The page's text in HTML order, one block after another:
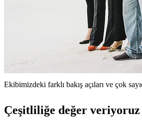
Ekibimizdeki farklı bakış açıları ve çok
Çeşitliliğe değer veriyoruz